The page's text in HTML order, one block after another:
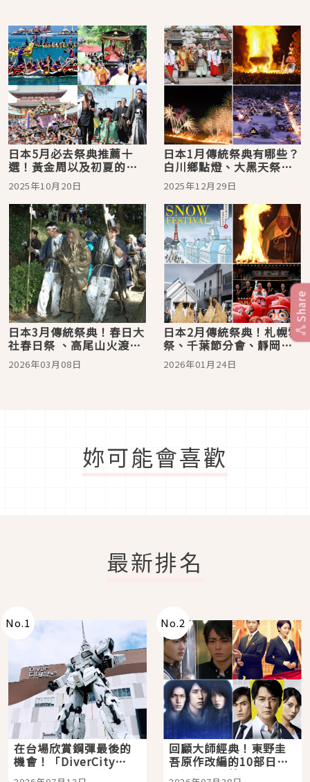
日本5月必去祭典推薦十
選！黃金周以及初夏的熱
鬧氣氛讓你盡興而歸！
2025年10月20日
日本1月傳統祭典有哪些？
白川鄉點燈、大黑天祭、
一生必看的600發煙火×超
壯觀火燒山
2025年12月29日
日本3月傳統祭典！春日大
社春日祭 、高尾山火渡
祭，還有用潑泥巴來預測
豐收與否的泥打祭
2026年03月08日
日本2月傳統祭典！札幌雪
祭、千葉節分會、靜岡毘
沙門天大祭、奈良御田
祭、山形加勢鳥祈福
2026年01月24日
妳可能會喜歡
最新排名
No.1
在台場欣賞鋼彈最後的
機會！「DiverCity
Tokyo Plaza」搭船、
No.2
回顧大師經典！東野圭
吾原作改編的10部日本
影視作品推薦
Share